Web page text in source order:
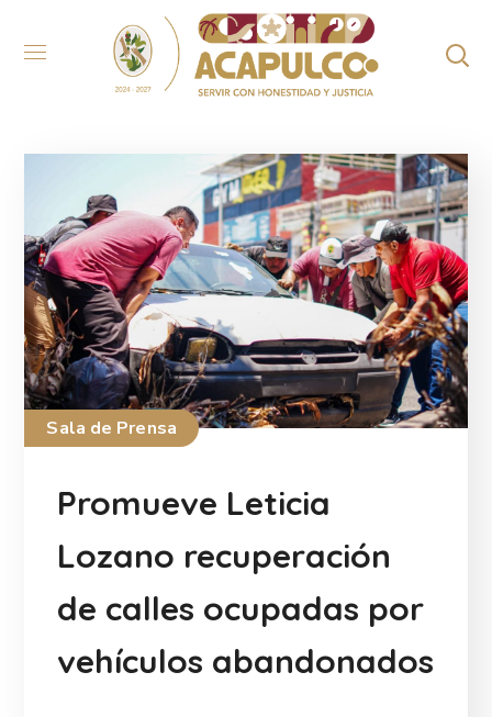
Sala de Prensa
Promueve Leticia
Lozano recuperación
de calles ocupadas por
vehículos abandonados